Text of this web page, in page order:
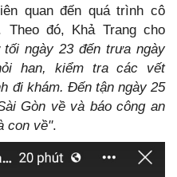
quan đến quá trình cô
Theo đó, Khả Trang cho
ngày 23 đến trưa ngày
han, kiểm tra các vết
đi khám. Đến tận ngày 25
Gòn về và báo công an
con về".